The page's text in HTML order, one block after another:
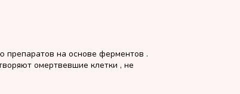
препаратов на основе ферментов .
омертвевшие клетки , не